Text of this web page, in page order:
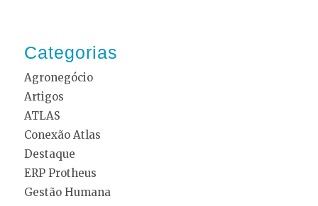
Categorias
Agronegócio
Artigos
ATLAS
Conexão Atlas
Destaque
ERP Protheus
Gestão Humana